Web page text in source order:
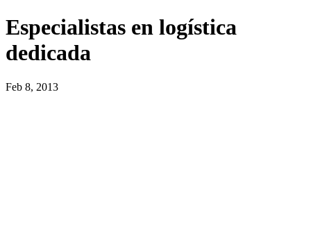
Especialistas en logística
dedicada
Feb 8, 2013